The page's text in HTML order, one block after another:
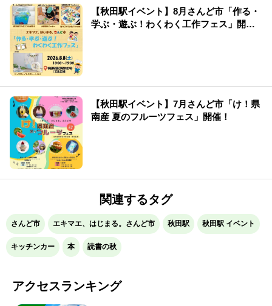
【秋田駅イベント】8月さんど市「作る・
学ぶ・遊ぶ！わくわく工作フェス」開
【秋田駅イベント】7月さんど市「け！県
南産 夏のフルーツフェス」開催！
関連するタグ
さんど市 エキマエ、はじまる。さんど市 秋田駅 秋田駅 イベント
キッチンカー 本 読書の秋
アクセスランキング